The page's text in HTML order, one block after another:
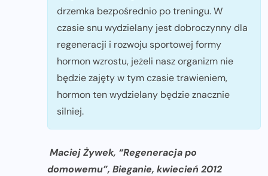
drzemka bezpośrednio po treningu. W
czasie snu wydzielany jest dobroczynny dla
regeneracji i rozwoju sportowej formy
hormon wzrostu, jeżeli nasz organizm nie
będzie zajęty w tym czasie trawieniem,
hormon ten wydzielany będzie znacznie
silniej.
Maciej Żywek, “Regeneracja po
domowemu”, Bieganie, kwiecień 2012